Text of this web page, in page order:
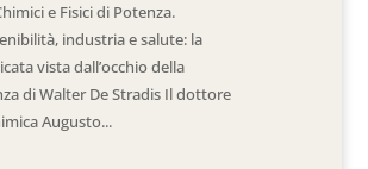
e Fisici di Potenza.
industria e salute: la
vista dall’occhio della
di Walter De Stradis Il dottore
Augusto...